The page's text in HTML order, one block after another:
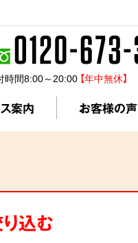
時間8:00～20:00 【年中無休】
案内 お客様の声
込む